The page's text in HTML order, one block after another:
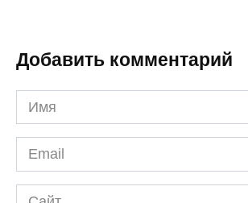
Добавить комментарий
Имя
*
Email
*
Сайт